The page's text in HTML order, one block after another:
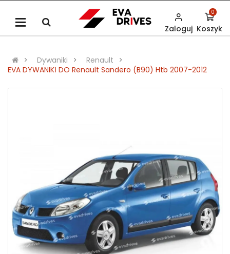
Zaloguj Koszyk
0
Dywaniki
Renault
EVA DYWANIKІ DO Renault Sandero (B90) Htb 2007-2012